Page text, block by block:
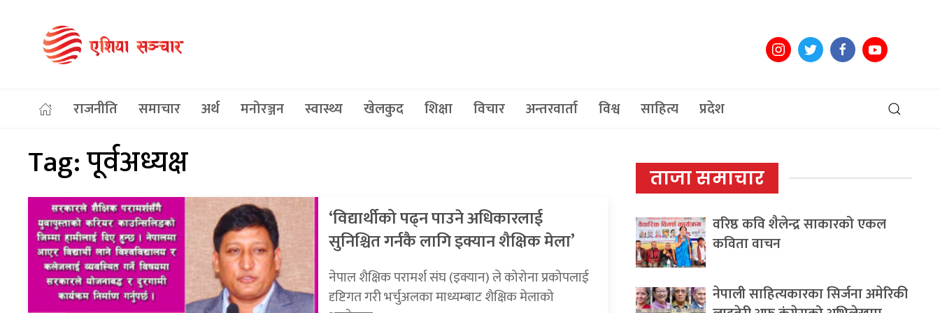
राजनीति समाचार अर्थ मनोरञ्जन स्वास्थ्य खेलकुद शिक्षा विचार अन्तरवार्ता विश्व साहित्य प्रदेश
Tag:पूर्वअध्यक्ष
‘विद्यार्थीको पढ्न पाउने अधिकारलाई
सुनिश्चित गर्नकै लागि इक्यान शैक्षिक मेला’
नेपाल शैक्षिक परामर्श संघ (इक्यान) ले कोरोना प्रकोपलाई
दृष्टिगत गरी भर्चुअलका माध्यम्बाट शैक्षिक मेलाको
ताजा समाचार
वरिष्ठ कवि शैलेन्द्र साकारको एकल
कविता वाचन
नेपाली साहित्यकारका सिर्जना अमेरिकी